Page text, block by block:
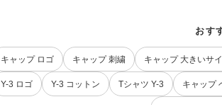
おす
キャップ ロゴ キャップ 刺繍 キャップ 大きいサ
Y-3 ロゴ Y-3 コットン Tシャツ Y-3 キャップ